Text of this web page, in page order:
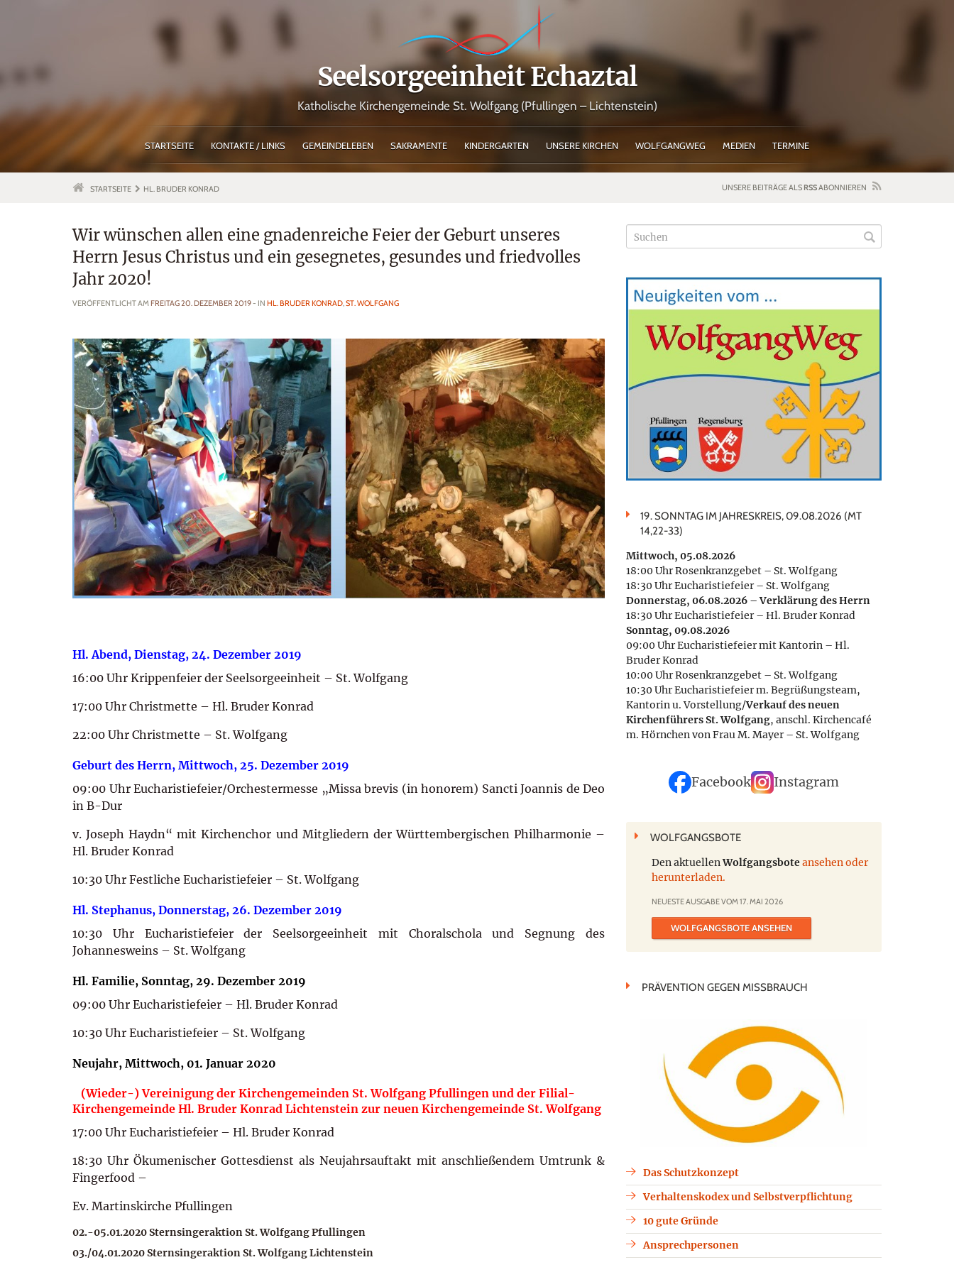
Seelsorgeeinheit Echaztal
Katholische Kirchengemeinde St. Wolfgang (Pfullingen – Lichtenstein)
STARTSEITE KONTAKTE / LINKS GEMEINDELEBEN SAKRAMENTE KINDERGARTEN UNSERE KIRCHEN WOLFGANGWEG MEDIEN TERMINE
STARTSEITE HL. BRUDER KONRAD UNSERE BEITRÄGE ALS RSSABONNIEREN
Wir wünschen allen eine gnadenreiche Feier der Geburt unseres
Herrn Jesus Christus und ein gesegnetes, gesundes und friedvolles
Jahr 2020!
VERÖFFENTLICHT AM FREITAG 20. DEZEMBER 2019- IN HL. BRUDER KONRAD,ST. WOLFGANG
Hl. Abend, Dienstag, 24. Dezember 2019
16:00 Uhr Krippenfeier der Seelsorgeeinheit – St. Wolfgang
17:00 Uhr Christmette – Hl. Bruder Konrad
22:00 Uhr Christmette – St. Wolfgang
Geburt des Herrn, Mittwoch, 25. Dezember 2019
09:00 Uhr Eucharistiefeier/Orchestermesse „Missa brevis (in honorem) Sancti Joannis de Deo
in B-Dur
v. Joseph Haydn“ mit Kirchenchor und Mitgliedern der Württembergischen Philharmonie –
Hl. Bruder Konrad
10:30 Uhr Festliche Eucharistiefeier – St. Wolfgang
Hl. Stephanus, Donnerstag, 26. Dezember 2019
10:30 Uhr Eucharistiefeier der Seelsorgeeinheit mit Choralschola und Segnung des
Johannesweins – St. Wolfgang
Hl. Familie, Sonntag, 29. Dezember 2019
09:00 Uhr Eucharistiefeier – Hl. Bruder Konrad
10:30 Uhr Eucharistiefeier – St. Wolfgang
Neujahr, Mittwoch, 01. Januar 2020
(Wieder-) Vereinigung der Kirchengemeinden St. Wolfgang Pfullingen und der Filial-
Kirchengemeinde Hl. Bruder Konrad Lichtenstein zur neuen Kirchengemeinde St. Wolfgang
17:00 Uhr Eucharistiefeier – Hl. Bruder Konrad
18:30 Uhr Ökumenischer Gottesdienst als Neujahrsauftakt mit anschließendem Umtrunk &
Fingerfood –
Ev. Martinskirche Pfullingen
02.-05.01.2020 Sternsingeraktion St. Wolfgang Pfullingen
03./04.01.2020 Sternsingeraktion St. Wolfgang Lichtenstein
19. SONNTAG IM JAHRESKREIS, 09.08.2026 (MT
14,22-33)
Mittwoch, 05.08.2026
18:00 Uhr Rosenkranzgebet – St. Wolfgang
18:30 Uhr Eucharistiefeier – St. Wolfgang
Donnerstag, 06.08.2026 – Verklärung des Herrn
18:30 Uhr Eucharistiefeier – Hl. Bruder Konrad
Sonntag, 09.08.2026
09:00 Uhr Eucharistiefeier mit Kantorin – Hl.
Bruder Konrad
10:00 Uhr Rosenkranzgebet – St. Wolfgang
10:30 Uhr Eucharistiefeier m. Begrüßungsteam,
Kantorin u. Vorstellung/Verkauf des neuen
Kirchenführers St. Wolfgang, anschl. Kirchencafé
m. Hörnchen von Frau M. Mayer – St. Wolfgang
Facebook Instagram
WOLFGANGSBOTE
Den aktuellenWolfgangsboteansehen oder
herunterladen.
NEUESTE AUSGABE VOM 17. MAI 2026
WOLFGANGSBOTE ANSEHEN
PRÄVENTION GEGEN MISSBRAUCH
Das Schutzkonzept
Verhaltenskodex und Selbstverpflichtung
10 gute Gründe
Ansprechpersonen